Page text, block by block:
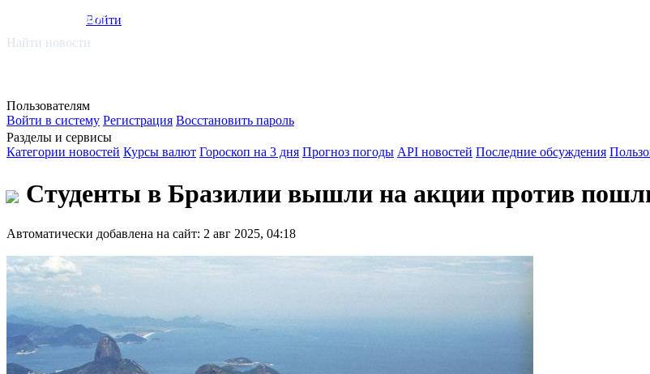
smi.mobi
Войти
Найти новости
Пользователям
Войти в систему Регистрация Восстановить пароль
Разделы и сервисы
Категории новостей Курсы валют Гороскоп на 3 дня Прогноз погоды API новостей Последние обсуждения
Студенты в Бразилии вышли на акции против
Автоматически добавлена на сайт: 2 авг 2025, 04:18